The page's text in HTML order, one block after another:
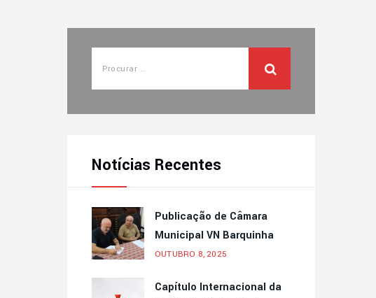
Notícias Recentes
Publicação de Câmara
Municipal VN Barquinha
OUTUBRO 8, 2025
Capítulo Internacional da